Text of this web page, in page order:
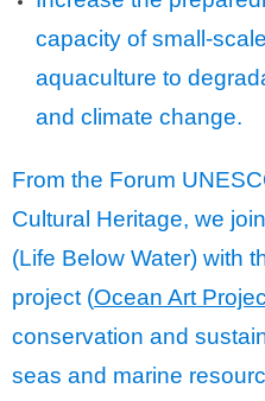
capacity of small-
aquaculture to
and climate change.
From the Forum
Cultural Heritage, we
(Life Below Water) with
project (Ocean Art
conservation and
seas and marine